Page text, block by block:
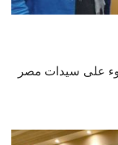
على سيدات مصر